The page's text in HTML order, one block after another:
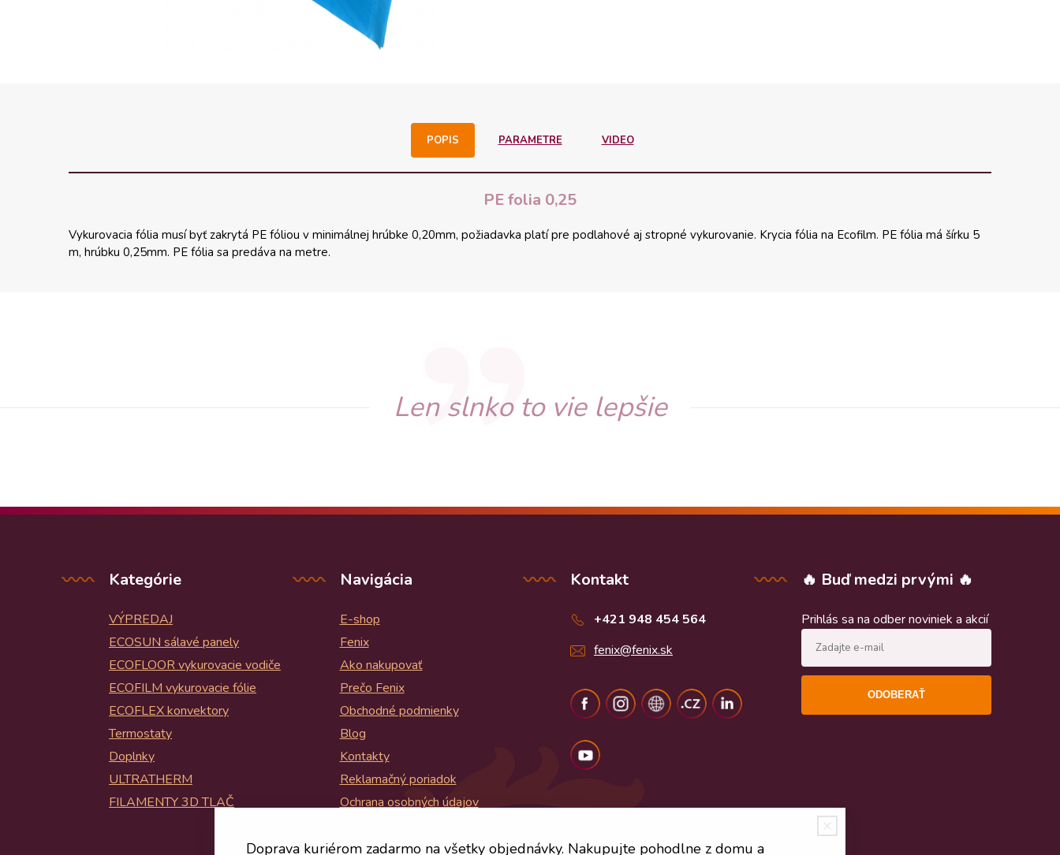
POPIS PARAMETRE VIDEO
PE folia 0,25
Vykurovacia fólia musí byť zakrytá PE fóliou v minimálnej hrúbke 0,20mm, požiadavka platí pre podlahové aj stropné vykurovanie. Krycia fólia na Ecofilm. PE fólia má šírku 5
m, hrúbku 0,25mm. PE fólia sa predáva na metre.
Len slnko to vie lepšie
Kategórie
VÝPREDAJ
ECOSUN sálavé panely
ECOFLOOR vykurovacie vodiče
ECOFILM vykurovacie fólie
ECOFLEX konvektory
Termostaty
Doplnky
ULTRATHERM
FILAMENTY 3D TLAČ
Navigácia
E-shop
Fenix
Ako nakupovať
Prečo Fenix
Obchodné podmienky
Blog
Kontakty
Reklamačný poriadok
Ochrana osobných údajov
Kontakt
+421 948 454 564
fenix@fenix.sk
🔥 Buď medzi prvými 🔥
Prihlás sa na odber noviniek a akcií
ODOBERAŤ
Doprava kuriérom zadarmo na všetky objednávky. Nakupujte pohodlne z domu a